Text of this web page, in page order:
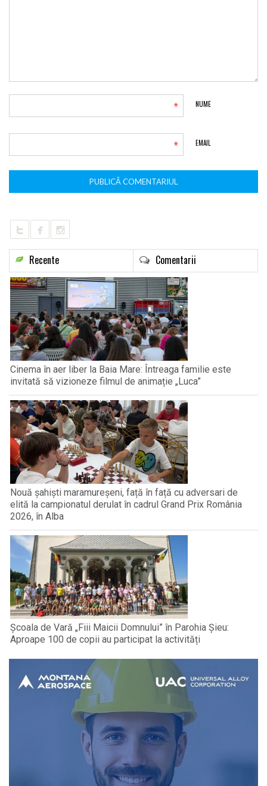
NUME
*
EMAIL
*
Recente Comentarii
Cinema în aer liber la Baia Mare: Întreaga familie este
invitată să vizioneze filmul de animație „Luca”
Nouă șahiști maramureșeni, față în față cu adversari de
elită la campionatul derulat în cadrul Grand Prix România
2026, în Alba
Școala de Vară „Fiii Maicii Domnului” în Parohia Șieu:
Aproape 100 de copii au participat la activități